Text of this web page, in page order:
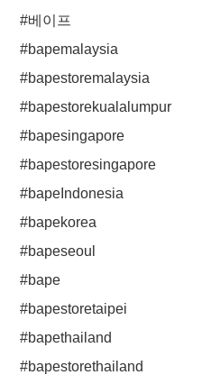
#베이프
#bapemalaysia
#bapestoremalaysia
#bapestorekualalumpur
#bapesingapore
#bapestoresingapore
#bapeIndonesia
#bapekorea
#bapeseoul
#bape
#bapestoretaipei
#bapethailand
#bapestorethailand